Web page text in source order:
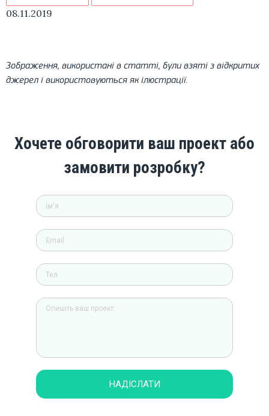
08.11.2019
Зображення, використані в статті, були взяті з відкритих
джерел і використовуються як ілюстрації.
Хочете обговорити ваш проект або
замовити розробку?
НАДІСЛАТИ